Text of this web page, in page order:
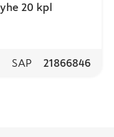
20 kpl
SAP 21866846